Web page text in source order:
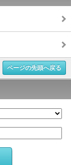
ページの先頭へ戻る